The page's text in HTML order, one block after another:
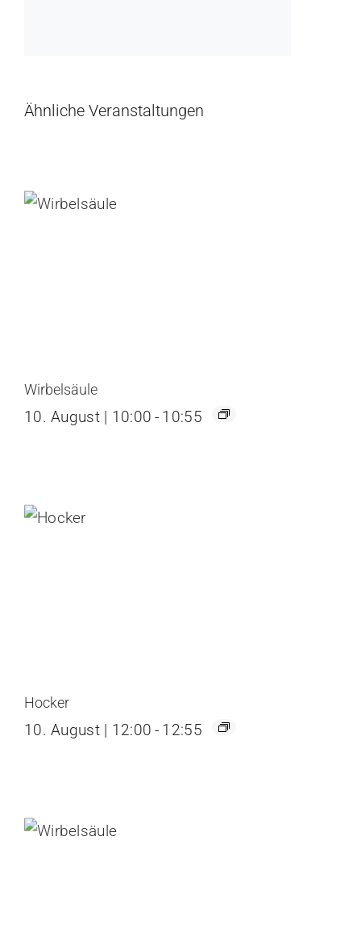
Ähnliche Veranstaltungen
Wirbelsäule
10. August | 10:00 - 10:55
Hocker
10. August | 12:00 - 12:55